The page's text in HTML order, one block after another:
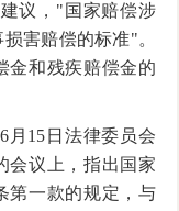
议，"国家赔偿涉
害赔偿的标准"。
金和残疾赔偿金的
月15日法律委员会
会议上，指出国家
第一款的规定，与